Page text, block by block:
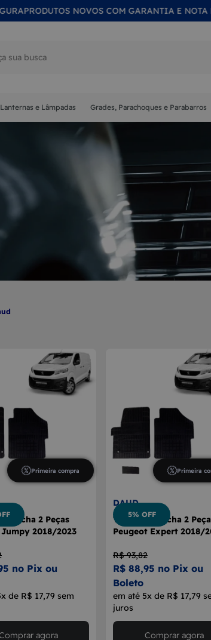
NOVOS COM GARANTIA E NOTA FISCAL
e Lâmpadas Grades, Parachoques e Parabarros
Primeira compra
2 Peças
2018/2023
no Pix ou
de R$ 17,79 sem
agora
Primeira
DAUD
Tapete Borracha 2
Peugeot Expert 2018/
R$ 93,82
R$ 88,95 no Pix ou
Boleto
em até 5x de R$ 17,79
juros
5% OFF
Comprar agora